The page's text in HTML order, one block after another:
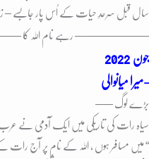
سال قبل سرحدِ حیات کے اُس پار جابسے –
——————– رہے نام اللہ
جون 2022
میرا میانوالی-
بڑے لوگ —–
سیاہ رات کی تاریکی میں ایک آدمی نے
“ میں مسافر ہوں ، اللہ کے نام پر آج رات